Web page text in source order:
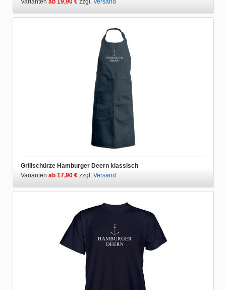
Grillschürze Hamburger Deern klassisch
Varianten ab 17,90 € zzgl. Versand